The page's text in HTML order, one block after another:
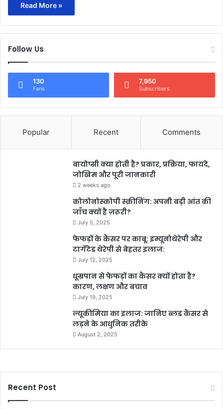
Read More »
Follow Us
130
Fans
7,950
Subscribers
Popular Recent Comments
बायोप्सी क्या होती है? प्रकार, प्रक्रिया, फायदे,
जोखिम और पूरी जानकारी
2 weeks ago
कोलोनोस्कोपी स्क्रीनिंग: अपनी बड़ी आंत की
जाँच क्यों है ज़रूरी?
July 5, 2025
फेफड़ों के कैंसर पर काबू: इम्यूनोथेरेपी और
टार्गेटेड थेरेपी से बेहतर इलाज:
July 12, 2025
धूम्रपान से फेफड़ों का कैंसर क्यों होता है?
कारण, लक्षण और बचाव
July 19, 2025
ल्यूकीमिया का इलाज: जानिए ब्लड कैंसर से
लड़ने के आधुनिक तरीके
August 2, 2025
Recent Post